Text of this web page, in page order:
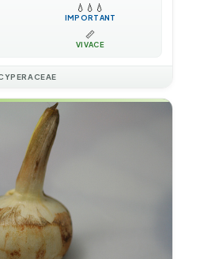
💧 💧 💧
IMPORTANT
📏
VIVACE